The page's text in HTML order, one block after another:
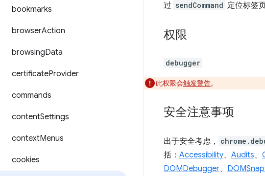
bookmarks
browserAction
browsingData
certificateProvider
commands
contentSettings
contextMenus
cookies
过 sendCommand 定位标签
权限
debugger
此权限会触发警告。
安全注意事项
出于安全考虑，
括： Accessibility、 Audits、
DOMDebugger、